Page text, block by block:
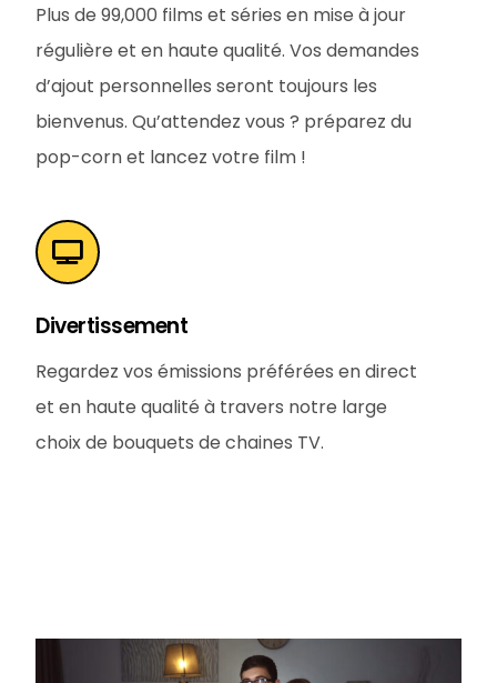
Plus de 99,000 films et séries en mise à jour
régulière et en haute qualité. Vos demandes
d’ajout personnelles seront toujours les
bienvenus. Qu’attendez vous ? préparez du
pop-corn et lancez votre film !
Divertissement
Regardez vos émissions préférées en direct
et en haute qualité à travers notre large
choix de bouquets de chaines TV.